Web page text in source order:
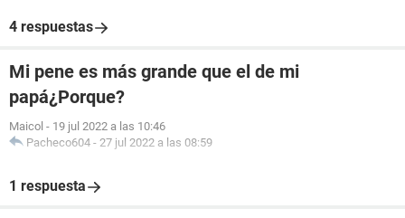
4 respuestas
Mi pene es más grande que el de mi
papá¿Porque?
Maicol - 19 jul 2022 a las 10:46
Pacheco604 - 27 jul 2022 a las 08:59
1 respuesta